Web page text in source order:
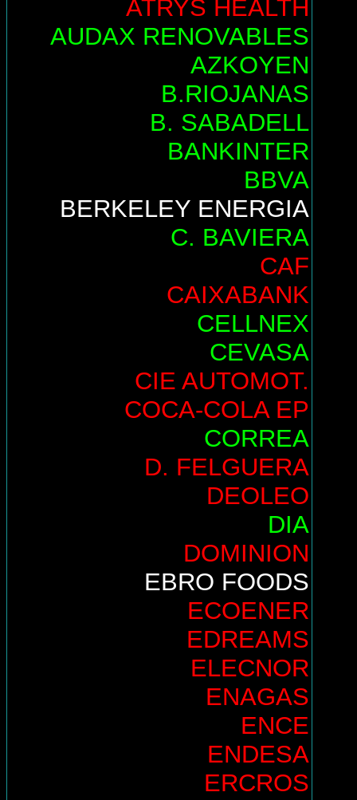
ATRYS HEALTH
AUDAX RENOVABLES
AZKOYEN
B.RIOJANAS
B. SABADELL
BANKINTER
BBVA
BERKELEY ENERGIA
C. BAVIERA
CAF
CAIXABANK
CELLNEX
CEVASA
CIE AUTOMOT.
COCA-COLA EP
CORREA
D. FELGUERA
DEOLEO
DIA
DOMINION
EBRO FOODS
ECOENER
EDREAMS
ELECNOR
ENAGAS
ENCE
ENDESA
ERCROS